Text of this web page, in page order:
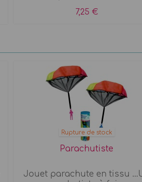
7,25 €
Rupture de stock
Parachutiste
Jouet parachute en tissu